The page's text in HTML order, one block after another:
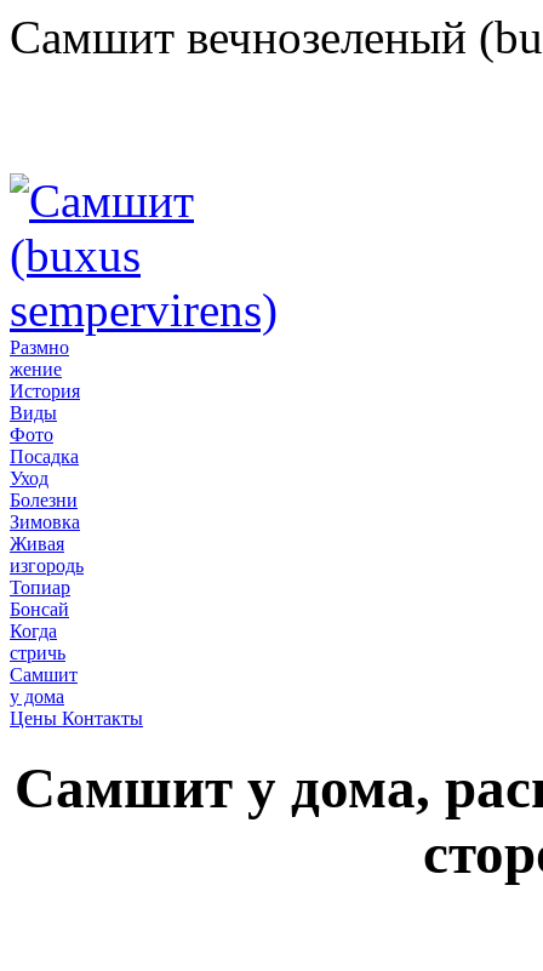
Самшит вечнозеленый
Размно
жение
История
Виды
Фото
Посадка
Уход
Болезни
Зимовка
Живая
изгородь
Топиар
Бонсай
Когда
стричь
Самшит
у дома
Цены Контакты
Самшит у дома,